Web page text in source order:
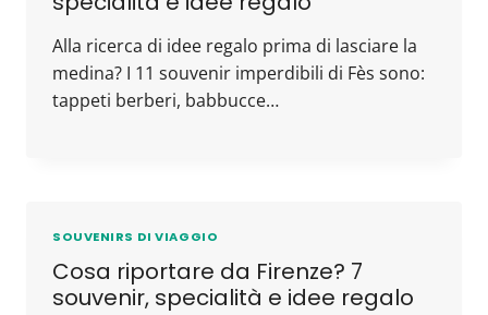
Alla ricerca di idee regalo prima di lasciare la
medina? I 11 souvenir imperdibili di Fès sono:
tappeti berberi, babbucce…
SOUVENIRS DI VIAGGIO
Cosa riportare da Firenze? 7
souvenir, specialità e idee regalo